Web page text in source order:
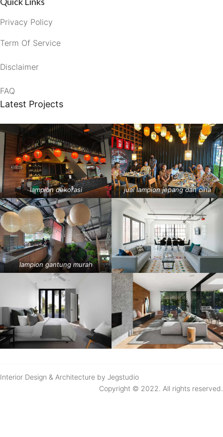
Privacy Policy
Term Of Service
Disclaimer
FAQ
Latest Projects
lampion dekorasi jual lampion jepang dan cina
lampion gantung murah
Interior Design & Architecture by Jegstudio
Copyright © 2022. All rights reserved.